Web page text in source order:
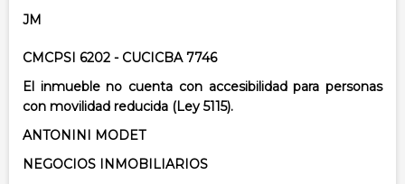
JM
CMCPSI 6202 - CUCICBA 7746
El inmueble no cuenta con accesibilidad para personas
con movilidad reducida (Ley 5115).
ANTONINI MODET
NEGOCIOS INMOBILIARIOS